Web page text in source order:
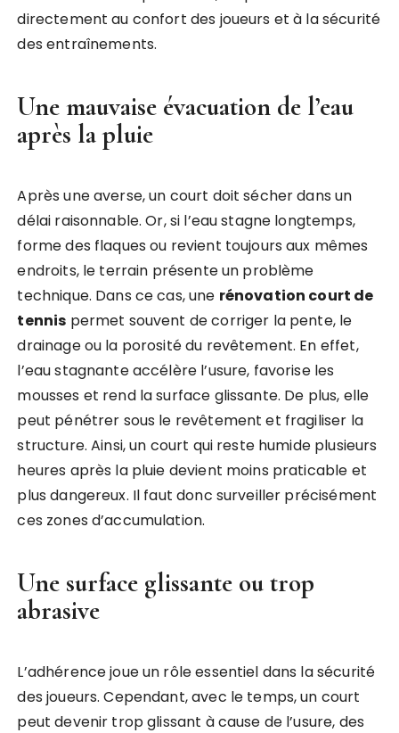
directement au confort des joueurs et à la sécurité
des entraînements.
Une mauvaise évacuation de l’eau
après la pluie
Après une averse, un court doit sécher dans un
délai raisonnable. Or, si l’eau stagne longtemps,
forme des flaques ou revient toujours aux mêmes
endroits, le terrain présente un problème
technique. Dans ce cas, une rénovation court de
tennis permet souvent de corriger la pente, le
drainage ou la porosité du revêtement. En effet,
l’eau stagnante accélère l’usure, favorise les
mousses et rend la surface glissante. De plus, elle
peut pénétrer sous le revêtement et fragiliser la
structure. Ainsi, un court qui reste humide plusieurs
heures après la pluie devient moins praticable et
plus dangereux. Il faut donc surveiller précisément
ces zones d’accumulation.
Une surface glissante ou trop
abrasive
L’adhérence joue un rôle essentiel dans la sécurité
des joueurs. Cependant, avec le temps, un court
peut devenir trop glissant à cause de l’usure, des